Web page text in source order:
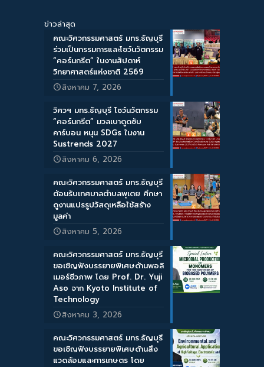
ข่าวล่าสุด
คณะวิศวกรรมศาสตร์ มทร.ธัญบุรี
ร่วมเป็นกรรมการและโชว์นวัตกรรม
“คอร์นกรีต” ในงานสัปดาห์
วิทยาศาสตร์แห่งชาติ 2569
สิงหาคม 7, 2026
วิศวฯ มทร.ธัญบุรี โชว์นวัตกรรม
“คอร์นกรีต” มวลเบาดูดซับ
คาร์บอน หนุน SDGs ในงาน
Sustrends 2027
สิงหาคม 6, 2026
คณะวิศวกรรมศาสตร์ มทร.ธัญบุรี
ต้อนรับเทศบาลตำบลพุเตย ศึกษา
ดูงานแปรรูปวัสดุเหลือใช้สร้าง
มูลค่า
สิงหาคม 5, 2026
คณะวิศวกรรมศาสตร์ มทร.ธัญบุรี
ขอเชิญฟังบรรยายพิเศษด้านพอลิ
เมอร์ชีวภาพ โดย Prof. Dr. Yuji
Aso จาก Kyoto Institute of
Technology
สิงหาคม 3, 2026
คณะวิศวกรรมศาสตร์ มทร.ธัญบุรี
ขอเชิญฟังบรรยายพิเศษด้านสิ่ง
แวดล้อมและการเกษตร โดย